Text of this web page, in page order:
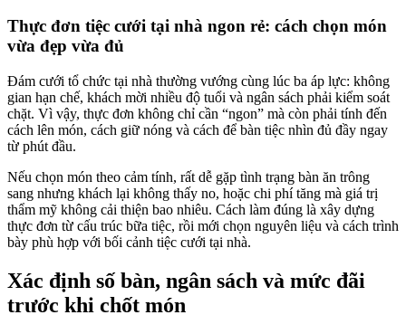
Thực đơn tiệc cưới tại nhà ngon rẻ: cách chọn món
vừa đẹp vừa đủ
Đám cưới tổ chức tại nhà thường vướng cùng lúc ba áp lực: không
gian hạn chế, khách mời nhiều độ tuổi và ngân sách phải kiểm soát
chặt. Vì vậy, thực đơn không chỉ cần “ngon” mà còn phải tính đến
cách lên món, cách giữ nóng và cách để bàn tiệc nhìn đủ đầy ngay
từ phút đầu.
Nếu chọn món theo cảm tính, rất dễ gặp tình trạng bàn ăn trông
sang nhưng khách lại không thấy no, hoặc chi phí tăng mà giá trị
thẩm mỹ không cải thiện bao nhiêu. Cách làm đúng là xây dựng
thực đơn từ cấu trúc bữa tiệc, rồi mới chọn nguyên liệu và cách trình
bày phù hợp với bối cảnh tiệc cưới tại nhà.
Xác định số bàn, ngân sách và mức đãi
trước khi chốt món